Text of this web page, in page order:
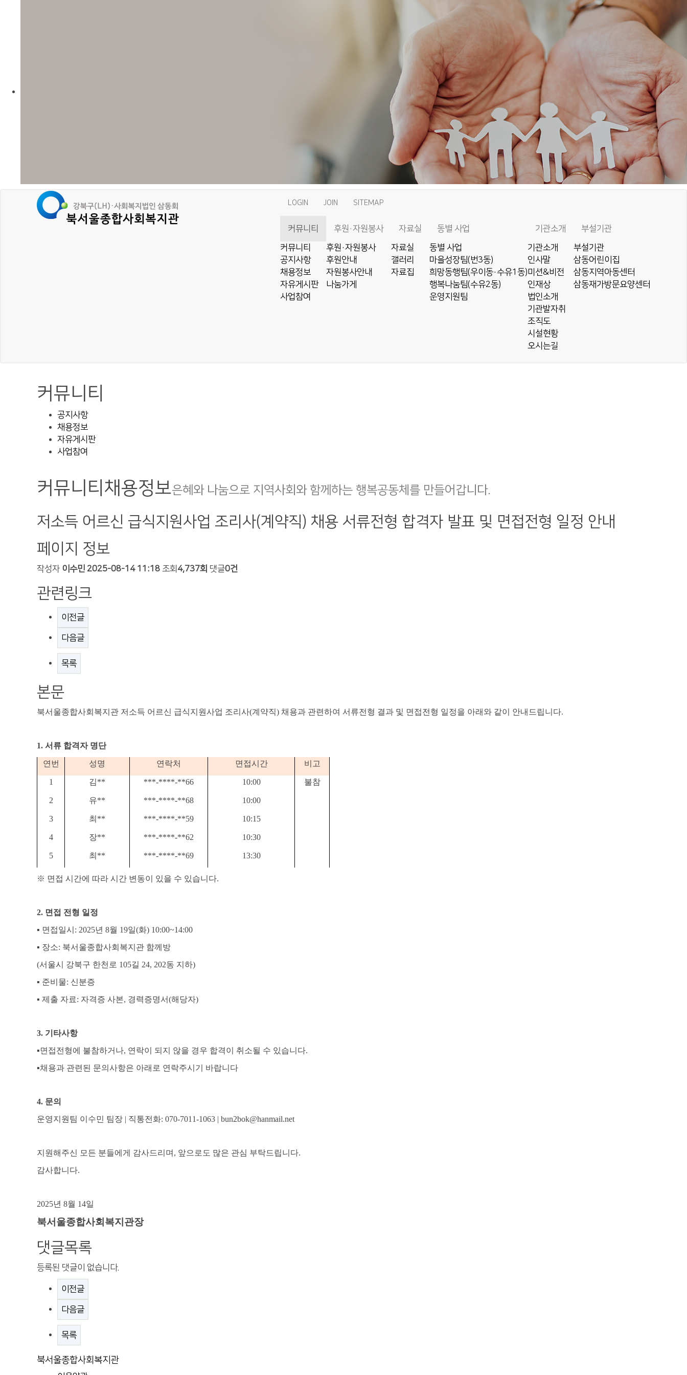
LOGIN JOIN SITEMAP
커뮤니티
커뮤니티
공지사항
채용정보
자유게시판
사업참여
후원·자원봉사
후원·자원봉사
후원안내
자원봉사안내
나눔가게
자료실
자료실
갤러리
자료집
동별 사업
동별 사업
마을성장팀(번3동)
희망동행팀(우이동·수유1동)
행복나눔팀(수유2동)
운영지원팀
기관소개
기관소개
인사말
미션&비전
인재상
법인소개
기관발자취
조직도
시설현황
오시는길
부설기관
부설기관
삼동어린이집
삼동지역아동센터
삼동재가방문요양센터
커뮤니티
공지사항
채용정보
자유게시판
사업참여
커뮤니티 채용정보은혜와 나눔으로 지역사회와 함께하는 행복공동체를 만들어갑니다.
저소득 어르신 급식지원사업 조리사(계약직) 채용 서류전형 합격자 발표 및 면접전형 일정 안내
페이지 정보
작성자 이수민 2025-08-14 11:18 조회 4,737회 댓글0건
관련링크
이전글
다음글
목록
본문
북서울종합사회복지관 저소득 어르신 급식지원사업 조리사(계약직) 채용과 관련하여 서류전형 결과 및 면접전형 일정을 아래와 같이 안내드립니다.
1. 서류 합격자 명단
연번 성명 연락처 면접시간 비고
1 김** ***-****-**66 10:00 불참
2 유** ***-****-**68 10:00
3 최 ** ***-****-**59 10:15
4 장** ***-****-**62 10:30
5 최 ** ***-****-**69 13:30
※ 면접 시간에 따라 시간 변동이 있을 수 있습니다.
2. 면접 전형 일정
▪ 면접일시 : 2025년 8월 19일(화) 10:00~14:00
▪ 장소: 북서울종합사회복지관 함께방
(서울시 강북구 한천로 105길 24, 202동 지하)
▪ 준비물: 신분증
▪ 제출 자료: 자격증 사본, 경력증명서(해당자)
3. 기타사항
▪면접전형에 불참하거나, 연락이 되지 않을 경우 합격이 취소될 수 있습니다.
▪채용과 관련된 문의사항은 아래로 연락주시기 바랍니다
4. 문의
운영지원팀 이수민 팀장 | 직통전화: 070-7011-1063 | bun2bok@hanmail.net
지원해주신 모든 분들에게 감사드리며 , 앞으로도 많은 관심 부탁드립니다.
감사합니다.
2025년 8월 14일
북서울종합사회복지관장
댓글목록
등록된 댓글이 없습니다.
이전글
다음글
목록
북서울종합사회복지관